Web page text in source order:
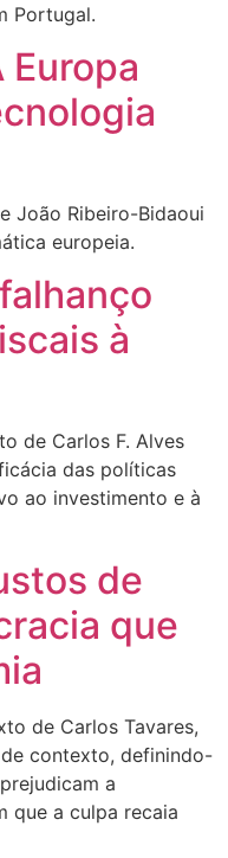
Portugal.
Europa
João Ribeiro-Bidaoui
europeia.
à
de Carlos F. Alves
das políticas
ao investimento e à
de
que
de Carlos Tavares,
contexto, definindo-
a
que a culpa recaia